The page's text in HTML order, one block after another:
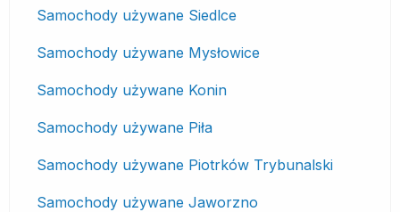
Samochody używane Siedlce
Samochody używane Mysłowice
Samochody używane Konin
Samochody używane Piła
Samochody używane Piotrków Trybunalski
Samochody używane Jaworzno